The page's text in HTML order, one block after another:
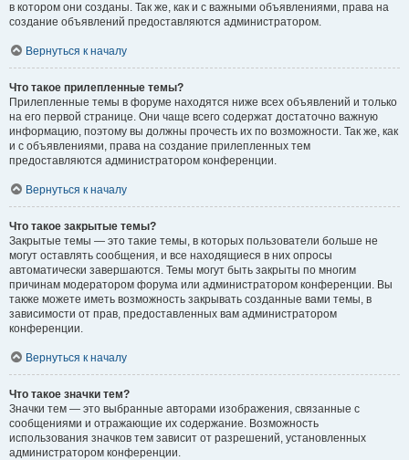
в котором они созданы. Так же, как и с важными объявлениями, права на
создание объявлений предоставляются администратором.
Вернуться к началу
Что такое прилепленные темы?
Прилепленные темы в форуме находятся ниже всех объявлений и только
на его первой странице. Они чаще всего содержат достаточно важную
информацию, поэтому вы должны прочесть их по возможности. Так же, как
и с объявлениями, права на создание прилепленных тем
предоставляются администратором конференции.
Вернуться к началу
Что такое закрытые темы?
Закрытые темы — это такие темы, в которых пользователи больше не
могут оставлять сообщения, и все находящиеся в них опросы
автоматически завершаются. Темы могут быть закрыты по многим
причинам модератором форума или администратором конференции. Вы
также можете иметь возможность закрывать созданные вами темы, в
зависимости от прав, предоставленных вам администратором
конференции.
Вернуться к началу
Что такое значки тем?
Значки тем — это выбранные авторами изображения, связанные с
сообщениями и отражающие их содержание. Возможность
использования значков тем зависит от разрешений, установленных
администратором конференции.